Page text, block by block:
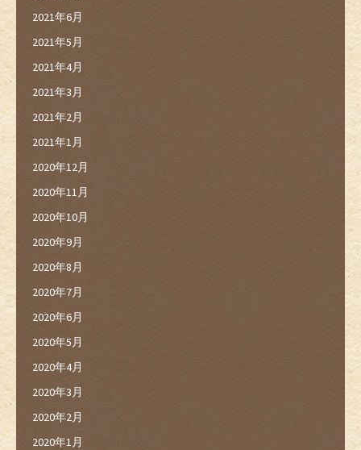
2021年6月
2021年5月
2021年4月
2021年3月
2021年2月
2021年1月
2020年12月
2020年11月
2020年10月
2020年9月
2020年8月
2020年7月
2020年6月
2020年5月
2020年4月
2020年3月
2020年2月
2020年1月